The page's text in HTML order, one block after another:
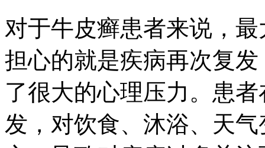
对于牛皮癣患者来说，
担心的就是疾病再次复
了很大的心理压力。患
发，对饮食、沐浴、天